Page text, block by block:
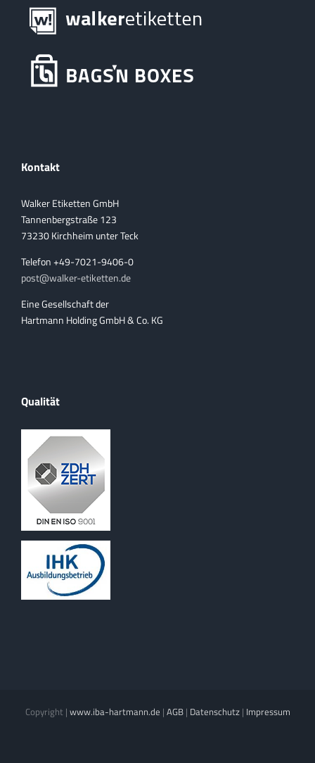
Kontakt
Walker Etiketten GmbH
Tannenbergstraße 123
73230 Kirchheim unter Teck
Telefon +49-7021-9406-0
post@walker-etiketten.de
Eine Gesellschaft der
Hartmann Holding GmbH & Co. KG
Qualität
Copyright | www.iba-hartmann.de | AGB| Datenschutz| Impressum